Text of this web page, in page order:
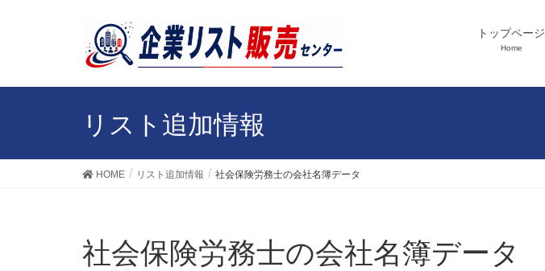
トップページ
Home
リスト追加情報
HOME リスト追加情報 社会保険労務士の会社名簿データ
社会保険労務士の会社名簿データ